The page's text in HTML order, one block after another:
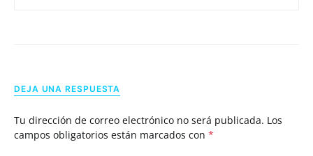
DEJA UNA RESPUESTA
Tu dirección de correo electrónico no será publicada. Los
campos obligatorios están marcados con *